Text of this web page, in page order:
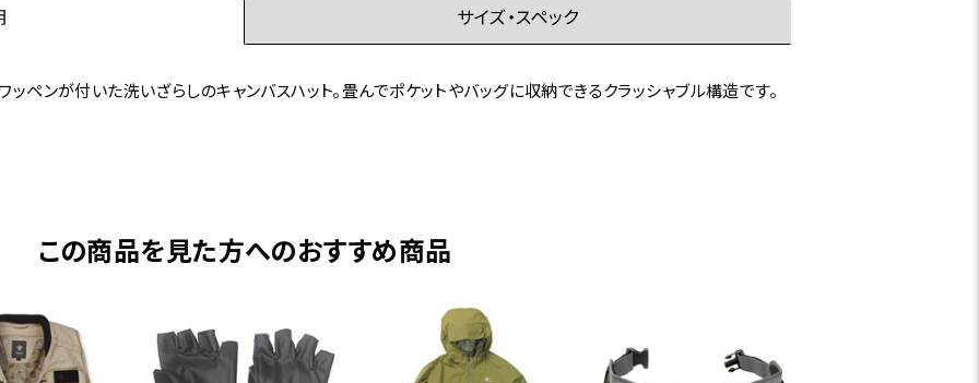
サイズ・スペック
ペンが付いた洗いざらしのキャンバスハット。畳んでポケットやバッグに収納できるクラッシャブル構造です。
この商品を見た方へのおすすめ商品